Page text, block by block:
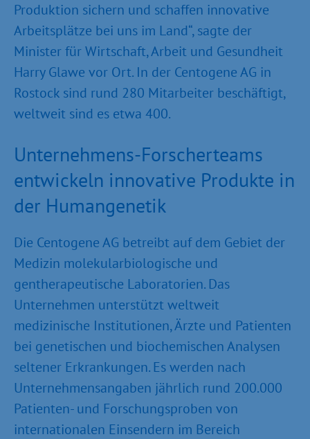
Produktion sichern und schaffen innovative
Arbeitsplätze bei uns im Land“, sagte der
Minister für Wirtschaft, Arbeit und Gesundheit
Harry Glawe vor Ort. In der Centogene AG in
Rostock sind rund 280 Mitarbeiter beschäftigt,
weltweit sind es etwa 400.
Unternehmens-Forscherteams
entwickeln innovative Produkte in
der Humangenetik
Die Centogene AG betreibt auf dem Gebiet der
Medizin molekularbiologische und
gentherapeutische Laboratorien. Das
Unternehmen unterstützt weltweit
medizinische Institutionen, Ärzte und Patienten
bei genetischen und biochemischen Analysen
seltener Erkrankungen. Es werden nach
Unternehmensangaben jährlich rund 200.000
Patienten- und Forschungsproben von
internationalen Einsendern im Bereich